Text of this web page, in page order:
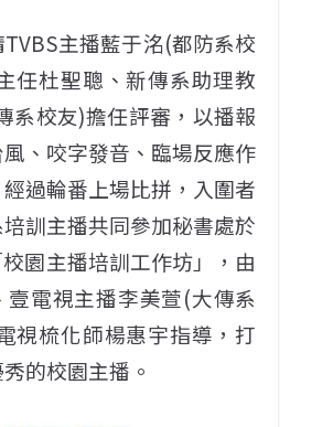
主播藍于洺(都防系校
任杜聖聰、新傳系助理教
系校友)擔任評審，以播報
、咬字發音、臨場反應作
過輪番上場比拼，入圍者
訓主播共同參加秘書處於
園主播培訓工作坊」，由
壹電視主播李美萱(大傳系
視梳化師楊惠宇指導，打
的校園主播。